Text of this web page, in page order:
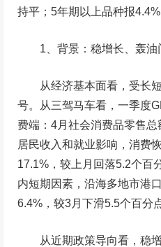
持平； 5年期以上品种报
1 背景：稳增长、轰油
从经济基本面看， 受长
号。
从三驾马车看，一季度
费端： 4月社会消费品零售
居民收入和就业影响，消费
17.1%，较上月回落5.2个百
内短期因素，沿海多地市港
6.4%，较3月下滑5.5个百分
从近期政策导向看，稳